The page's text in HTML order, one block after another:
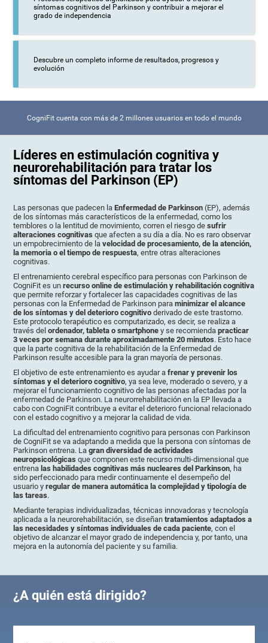
síntomas cognitivos del Parkinson y contribuir a mejorar el
grado de independencia
Descubre un completo informe de resultados, progresos y
evolución
CogniFit cuenta con más de 2 millones usuarios en todo el mundo
Líderes en estimulación cognitiva y
neurorehabilitación para tratar los
síntomas del Parkinson (EP)
Las personas que padecen laEnfermedad de Parkinson (EP), además
de los síntomas más característicos de la enfermedad, como los
temblores o la lentitud de movimiento, corren el riesgo desufrir
alteraciones cognitivas que afecten a su día a día. No es raro observar
un empobrecimiento de lavelocidad de procesamiento, de la atención,
la memoria o el tiempo de respuesta, entre otras alteraciones
cognitivas.
El entrenamiento cerebral específico para personas con Parkinson de
CogniFit es unrecurso online de estimulación y rehabilitación cognitiva
que permite reforzar y fortalecer las capacidades cognitivas de las
personas con la Enfermedad de Parkinson paraminimizar el alcance
de los síntomas y del deterioro cognitivo derivado de este trastorno.
Este protocolo terapéutico es computarizado, es decir, se realiza a
través delordenador, tableta o smartphone y se recomiendapracticar
3 veces por semana durante aproximadamente 20 minutos. Esto hace
que la parte cognitiva de la rehabilitación de la Enfermedad de
Parkinson resulte accesible para la gran mayoría de personas.
El objetivo de este entrenamiento es ayudar afrenar y prevenir los
síntomas y el deterioro cognitivo, ya sea leve, moderado o severo, y a
mejorar el funcionamiento cognitivo de las personas afectadas por la
enfermedad de Parkinson. La neurorrehabilitación en la EP llevada a
cabo con CogniFit contribuye a evitar el deterioro funcional relacionado
con el estado cognitivo y a mejorar la calidad de vida.
La dificultad del entrenamiento cognitivo para personas con Parkinson
de CogniFit se va adaptando a medida que la persona con síntomas de
Parkinson entrena. Lagran diversidad de actividades
neuropsicológicas que componen este recurso multi-dimensional que
entrena las habilidades cognitivas más nucleares del Parkinson, ha
sido perfeccionado para medir continuamente el desempeño del
usuario yregular de manera automática la complejidad y tipología de
las tareas.
Mediante terapias individualizadas, técnicas innovadoras y tecnología
aplicada a la neurorehabilitación, se diseñantratamientos adaptados a
las necesidades y síntomas individuales de cada paciente, con el
objetivo de alcanzar el mayor grado de independencia y, por tanto, una
mejora en la autonomía del paciente y su familia.
¿A quién está dirigido?